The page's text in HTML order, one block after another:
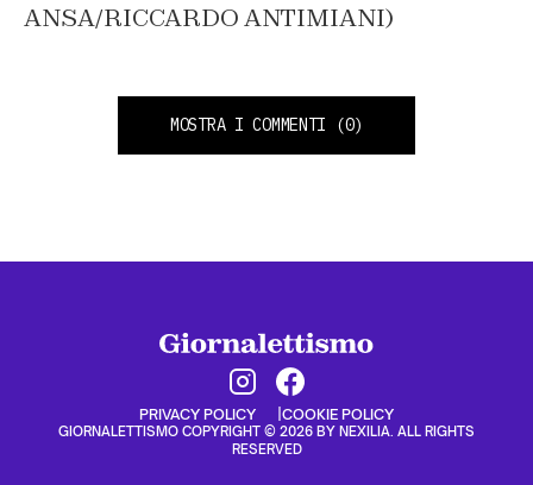
ANSA/RICCARDO ANTIMIANI)
MOSTRA I COMMENTI (0)
PRIVACY POLICY COOKIE POLICY
GIORNALETTISMO COPYRIGHT © 2026 BY NEXILIA. ALL RIGHTS
RESERVED